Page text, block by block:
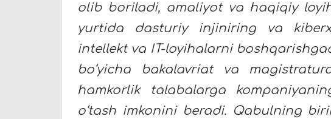
olib boriladi, amaliyot va haqiqiy
yurtida dasturiy injiniring va
intellekt va IT-loyihalarni
bo‘yicha bakalavriat va
hamkorlik talabalarga
o‘tash imkonini beradi. Qabulning